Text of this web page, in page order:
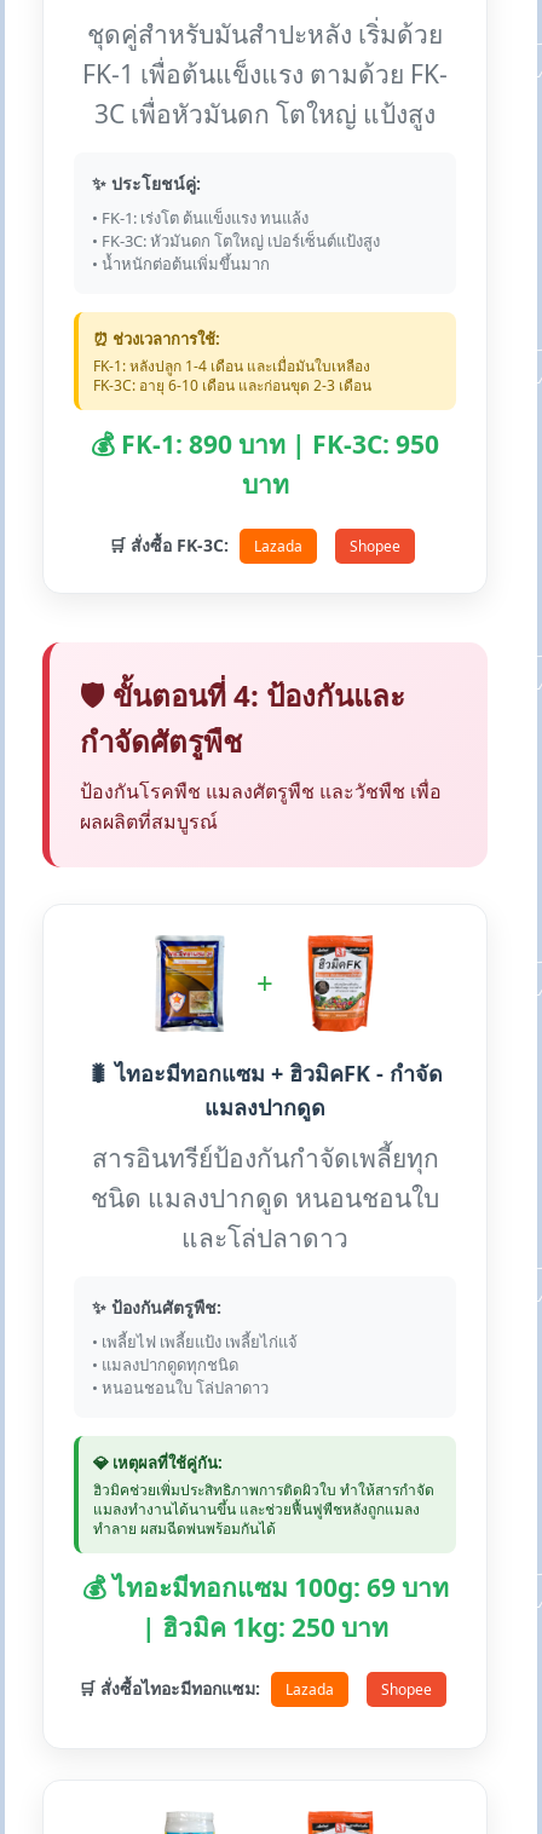
ชุดคู่สำหรับมันสำปะหลัง เริ่มด้วย
FK-1 เพื่อต้นแข็งแรง ตามด้วย FK-
3C เพื่อหัวมันดก โตใหญ่ แป้งสูง
✨ ประโยชน์คู่:
• FK-1: เร่งโต ต้นแข็งแรง ทนแล้ง
• FK-3C: หัวมันดก โตใหญ่ เปอร์เซ็นต์แป้งสูง
• น้ำหนักต่อต้นเพิ่มขึ้นมาก
⏰ ช่วงเวลาการใช้:
FK-1: หลังปลูก 1-4 เดือน และเมื่อมันใบเหลือง
FK-3C: อายุ 6-10 เดือน และก่อนขุด 2-3 เดือน
💰 FK-1: 890 บาท | FK-3C: 950
บาท
🛒 สั่งซื้อ FK-3C: Lazada Shopee
🛡️ ขั้นตอนที่ 4: ป้องกันและ
กำจัดศัตรูพืช
ป้องกันโรคพืช แมลงศัตรูพืช และวัชพืช เพื่อ
ผลผลิตที่สมบูรณ์
+
🐛 ไทอะมีทอกแซม + ฮิวมิคFK - กำจัด
แมลงปากดูด
สารอินทรีย์ป้องกันกำจัดเพลี้ยทุก
ชนิด แมลงปากดูด หนอนชอนใบ
และโล่ปลาดาว
✨ ป้องกันศัตรูพืช:
• เพลี้ยไฟ เพลี้ยแป้ง เพลี้ยไก่แจ้
• แมลงปากดูดทุกชนิด
• หนอนชอนใบ โล่ปลาดาว
💎 เหตุผลที่ใช้คู่กัน:
ฮิวมิคช่วยเพิ่มประสิทธิภาพการติดผิวใบ ทำให้สารกำจัด
แมลงทำงานได้นานขึ้น และช่วยฟื้นฟูพืชหลังถูกแมลง
ทำลาย ผสมฉีดพ่นพร้อมกันได้
💰 ไทอะมีทอกแซม 100g: 69 บาท
| ฮิวมิค 1kg: 250 บาท
🛒 สั่งซื้อไทอะมีทอกแซม: Lazada Shopee